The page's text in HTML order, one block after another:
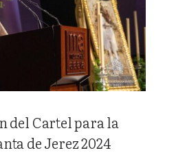
del Cartel para la
de Jerez 2024